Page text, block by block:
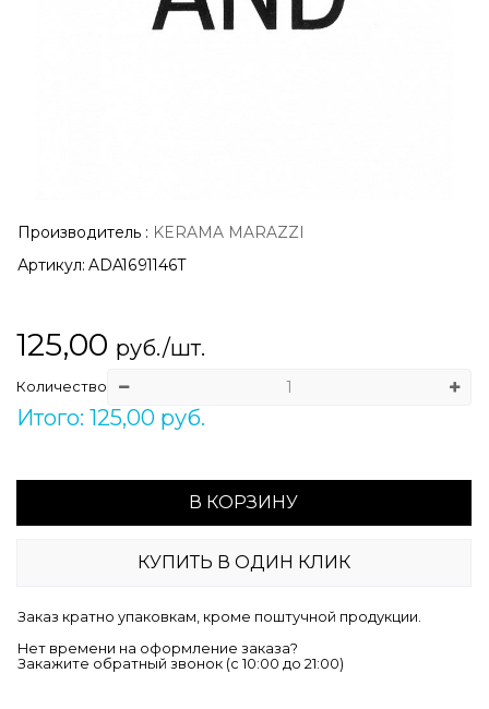
Производитель : KERAMA MARAZZI
Артикул: ADA1691146T
125,00 руб./шт.
Количество
Итого: 125,00 руб.
В КОРЗИНУ
КУПИТЬ В ОДИН КЛИК
Заказ кратно упаковкам, кроме поштучной продукции.
Нет времени на оформление заказа?
Закажите обратный звонок (c 10:00 до 21:00)